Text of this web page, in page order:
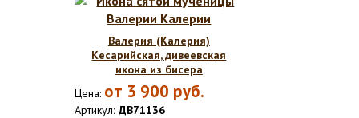
Валерия (Калерия)
Кесарийская, дивеевская
икона из бисера
Цена: от 3 900 руб.
Артикул: ДВ71136